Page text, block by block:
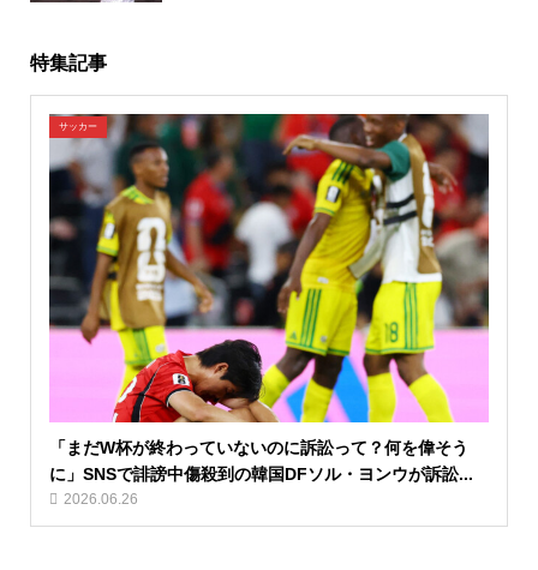
特集記事
サッカー
「まだW杯が終わっていないのに訴訟って？何を偉そう
に」SNSで誹謗中傷殺到の韓国DFソル・ヨンウが訴訟...
2026.06.26